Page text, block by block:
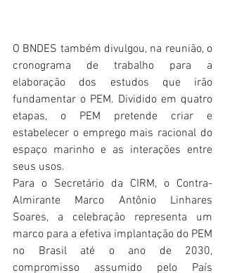
O BNDES também divulgou, na reunião, o
cronograma de trabalho para a
elaboração dos estudos que irão
fundamentar o PEM. Dividido em quatro
etapas, o PEM pretende criar e
estabelecer o emprego mais racional do
espaço marinho e as interações entre
seus usos.
Para o Secretário da CIRM, o Contra-
Almirante Marco Antônio Linhares
Soares, a celebração representa um
marco para a efetiva implantação do PEM
no Brasil até o ano de 2030,
compromisso assumido pelo País